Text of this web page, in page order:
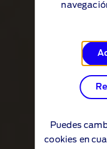
Puedes
cookies en